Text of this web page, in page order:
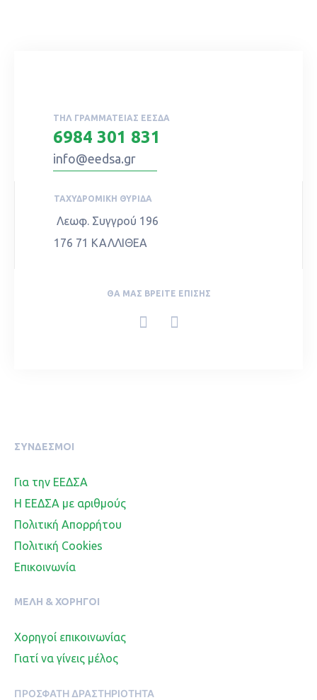
ΤΗΛ ΓΡΑΜΜΑΤΕΊΑΣ ΕΕΣΔΑ
6984 301 831
info@eedsa.gr
ΤΑΧΥΔΡΟΜΙΚΉ ΘΥΡΊΔΑ
Λεωφ. Συγγρού 196
176 71 ΚΑΛΛΙΘΕΑ
ΘΑ ΜΑΣ ΒΡΕΊΤΕ ΕΠΊΣΗΣ
ΣΥΝΔΕΣΜΟΙ
Για την ΕΕΔΣΑ
Η ΕΕΔΣΑ με αριθμούς
Πολιτική Απορρήτου
Πολιτική Cookies
Επικοινωνία
ΜΈΛΗ & ΧΟΡΗΓΟΊ
Χορηγοί επικοινωνίας
Γιατί να γίνεις μέλος
ΠΡΌΣΦΑΤΗ ΔΡΑΣΤΗΡΙΌΤΗΤΑ